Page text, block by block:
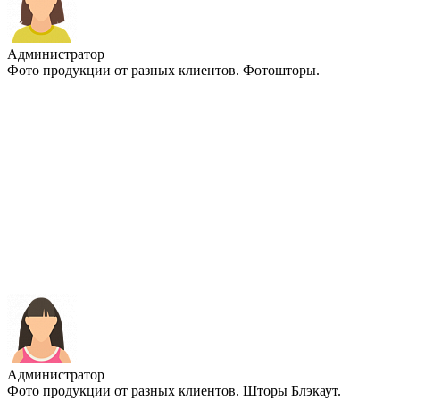
Администратор
Фото продукции от разных клиентов. Фотошторы.
Администратор
Фото продукции от разных клиентов. Шторы Блэкаут.